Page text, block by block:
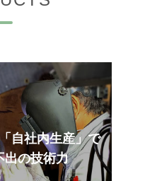
自社内生産」で
出の技術力